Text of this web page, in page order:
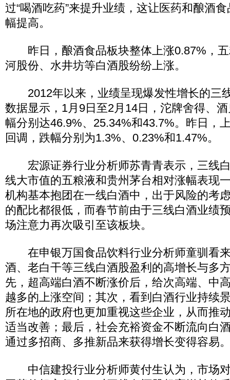
过“喝酒吃药”来提升业绩，这让医药和酿酒
幅提高。
昨日，酿酒食品板块整体上涨0.87%，五
河股份、水井坊等白酒股纷纷上涨。
2012年以来，业绩呈现爆发性增长的三
数据显示，1月9日至2月14日，沱牌舍得、
幅分别达46.9%、25.34%和43.7%。昨日，
回调，跌幅分别为1.3%、0.23%和1.47%。
宏源证券行业分析师苏青青表示，三线
线大市值的五粮液和贵州茅台相对涨幅表现
机构基本抱团在一线白酒中，出于风险的考
的配比都很低，而春节前由于三线白酒业绩
场注意力再次吸引至该板块。
在申银万国食品饮料行业分析师童驯看
酒、老白干等三线白酒股盈利的高增长与多
先，超高端白酒不断涨价后，给次高端、中
越多的上涨空间；其次，看到白酒行业持续
所在地的政府也更加重视这些企业，从而推
适当改善；最后，社会充裕资金不断流向白
通过多招商、多推新品来获得增长变得容易
中信建投行业分析师黄付生认为，市场